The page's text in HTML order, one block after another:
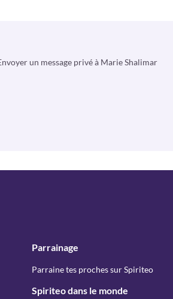
un message privé à Marie Shalimar
Parrainage
Parraine tes proches sur Spiriteo
Spiriteo dans le monde